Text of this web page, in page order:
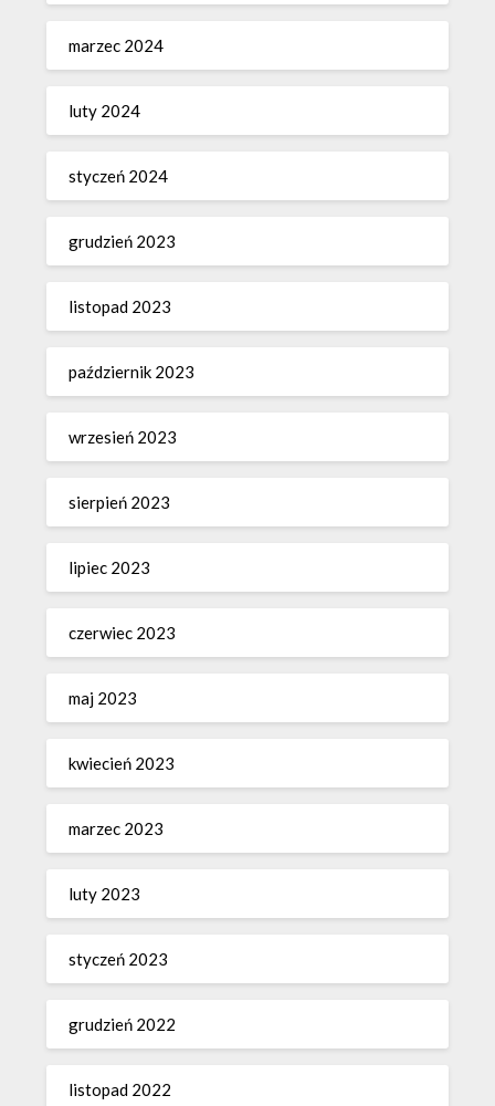
marzec 2024
luty 2024
styczeń 2024
grudzień 2023
listopad 2023
październik 2023
wrzesień 2023
sierpień 2023
lipiec 2023
czerwiec 2023
maj 2023
kwiecień 2023
marzec 2023
luty 2023
styczeń 2023
grudzień 2022
listopad 2022